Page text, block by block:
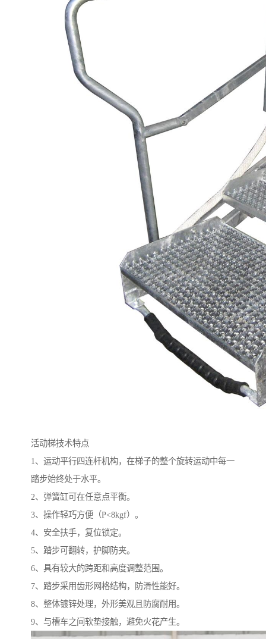
活动梯技术特点
1、运动平行四连杆机构，在梯子的整个旋转运动中每一
踏步始终处于水平。
2、弹簧缸可在任意点平衡。
3、操作轻巧方便（P<8kgf）。
4、安全扶手，复位锁定。
5、踏步可翻转，护脚防夹。
6、具有较大的跨距和高度调整范围。
7、踏步采用齿形网格结构，防滑性能好。
8、整体镀锌处理，外形美观且防腐耐用。
9、与槽车之间软垫接触，避免火花产生。